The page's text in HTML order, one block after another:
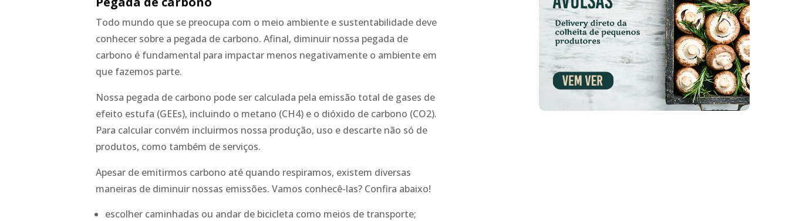
Todo mundo que se preocupa com o meio ambiente e sustentabilidade deve
conhecer sobre a pegada de carbono. Afinal, diminuir nossa pegada de
carbono é fundamental para impactar menos negativamente o ambiente em
que fazemos parte.
Nossa pegada de carbono pode ser calculada pela emissão total de gases de
efeito estufa (GEEs), incluindo o metano (CH4) e o dióxido de carbono (CO2).
Para calcular convém incluirmos nossa produção, uso e descarte não só de
produtos, como também de serviços.
Apesar de emitirmos carbono até quando respiramos, existem diversas
maneiras de diminuir nossas emissões. Vamos conhecê-las? Confira abaixo!
escolher caminhadas ou andar de bicicleta como meios de transporte;